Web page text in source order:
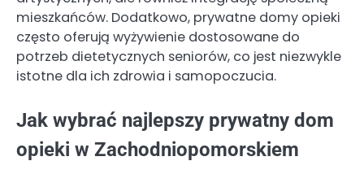
mieszkańców. Dodatkowo, prywatne domy opieki
często oferują wyżywienie dostosowane do
potrzeb dietetycznych seniorów, co jest niezwykle
istotne dla ich zdrowia i samopoczucia.
Jak wybrać najlepszy prywatny dom
opieki w Zachodniopomorskiem